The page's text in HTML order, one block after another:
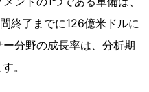
終了までに126億米ドルに
分野の成長率は、分析期
。